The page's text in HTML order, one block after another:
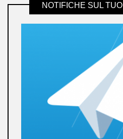
NOTIFICHE SUL